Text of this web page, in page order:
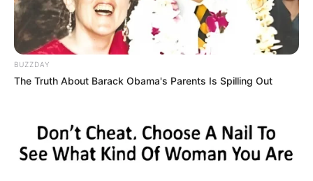
Ambyar! 10 Kalimat Baper
Pakai Bahasa Jawa Ini Bikin
Galau Abis
BUZZDAY
The Truth About Barack Obama's Parents Is Spilling Out